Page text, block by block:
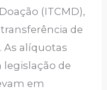
(ITCMD),
de
As alíquotas
legislação de
em